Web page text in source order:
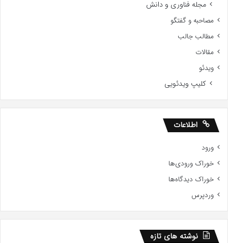
مجله فناوری و دانش
مصاحبه و گفتگو
مطالب جالب
مقالات
ویدئو
کلیپ ویدئویی
اطلاعات
ورود
خوراک ورودی‌ها
خوراک دیدگاه‌ها
وردپرس
نوشته های تازه